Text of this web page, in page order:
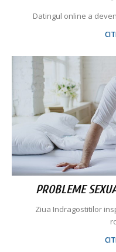
Datingul online a
PROBLEME
Ziua Indragostitilor